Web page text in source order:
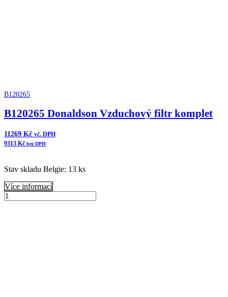
B120265
B120265 Donaldson Vzduchový filtr komplet
11269 Kč vč. DPH
9313 Kč bez DPH
Stav skladu Belgie: 13 ks
Více informací
B120265